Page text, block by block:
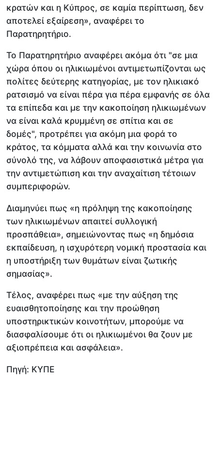
κρατών και η Κύπρος, σε καμία περίπτωση, δεν
αποτελεί εξαίρεση», αναφέρει το
Παρατηρητήριο.
Το Παρατηρητήριο αναφέρει ακόμα ότι "σε μια
χώρα όπου οι ηλικιωμένοι αντιμετωπίζονται ως
πολίτες δεύτερης κατηγορίας, με τον ηλικιακό
ρατσισμό να είναι πέρα για πέρα εμφανής σε όλα
τα επίπεδα και με την κακοποίηση ηλικιωμένων
να είναι καλά κρυμμένη σε σπίτια και σε
δομές", προτρέπει για ακόμη μια φορά το
κράτος, τα κόμματα αλλά και την κοινωνία στο
σύνολό της, να λάβουν αποφασιστικά μέτρα για
την αντιμετώπιση και την αναχαίτιση τέτοιων
συμπεριφορών.
Διαμηνύει πως «η πρόληψη της κακοποίησης
των ηλικιωμένων απαιτεί συλλογική
προσπάθεια», σημειώνοντας πως «η δημόσια
εκπαίδευση, η ισχυρότερη νομική προστασία και
η υποστήριξη των θυμάτων είναι ζωτικής
σημασίας».
Τέλος, αναφέρει πως «με την αύξηση της
ευαισθητοποίησης και την προώθηση
υποστηρικτικών κοινοτήτων, μπορούμε να
διασφαλίσουμε ότι οι ηλικιωμένοι θα ζουν με
αξιοπρέπεια και ασφάλεια».
Πηγή: ΚΥΠΕ